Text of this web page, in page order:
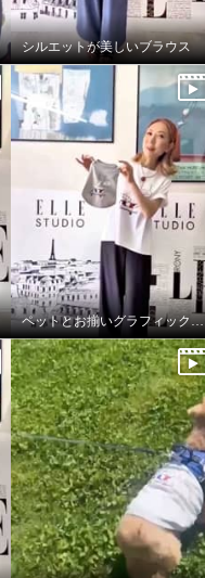
シルエットが美しいブラウス
ペットとお揃いグラフィックTシャツ♪